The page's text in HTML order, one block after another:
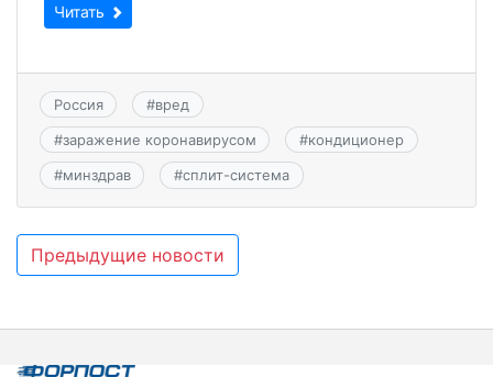
Читать
Россия #вред
#заражение коронавирусом #кондиционер
#минздрав #сплит-система
Навигация
записям
Предыдущие новости